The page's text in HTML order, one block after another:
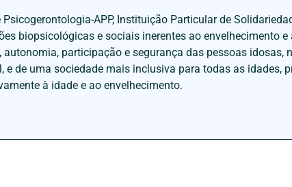
APP, Instituição Particular de
biopsicológicas e sociais inerentes ao envelhecimento
participação e segurança das pessoas idosas,
e de uma sociedade mais inclusiva para todas as idades,
à idade e ao envelhecimento.